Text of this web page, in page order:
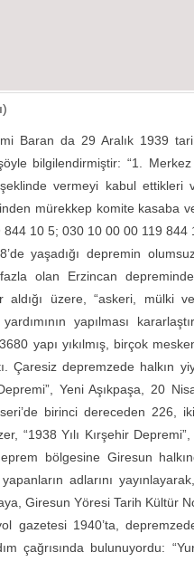
Baran da 29 Aralık 1939
bilgilendirmiştir: “1.
vermeyi kabul ettikleri
mürekkep komite kasaba
10 5; 030 10 00 00 119 844
yaşadığı depremin
olan Erzincan
aldığı üzere, “askeri, mülki
yapılması
yapı yıkılmış, birçok
Çaresiz depremzede halkın
Yeni Aşıkpaşa, 20
birinci dereceden 226,
“1938 Yılı Kırşehir
bölgesine Giresun
adlarını
Giresun Yöresi Tarih Kültür
gazetesi 1940’ta,
çağrısında bulunuyordu: